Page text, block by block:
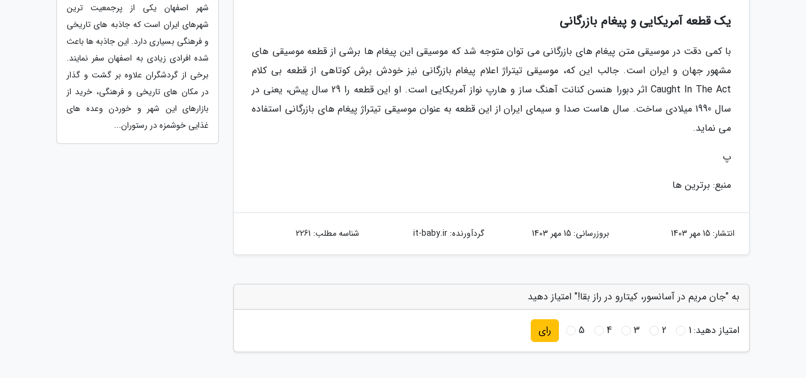
یک قطعه آمریکایی و پیغام بازرگانی
با کمی دقت در موسیقی متن پیغام های بازرگانی می توان متوجه شد که موسیقی این پیغام ها برشی از قطعه موسیقی های
مشهور جهان و ایران است. جالب این که، موسیقی تیتراژ اعلام پیغام بازرگانی نیز خودش برش کوتاهی از قطعه بی کلام
Caught In The Act اثر دبورا هنسن کنانت آهنگ ساز و هارپ نواز آمریکایی است. او این قطعه را 29 سال پیش، یعنی در
سال 1990 میلادی ساخت. سال هاست صدا و سیمای ایران از این قطعه به عنوان موسیقی تیتراژ پیغام های بازرگانی استفاده
می نماید.
پ
منبع: برترین ها
انتشار: 15 مهر 1403 بروزرسانی: 15 مهر 1403 گردآورنده:it-baby.ir شناسه مطلب: 2261
به "جان مریم در آسانسور، کیتارو در راز بقا!" امتیاز دهید
امتیاز دهید:1
2
3
4
5 رای
شهر اصفهان یکی از پرجمعیت ترین
شهرهای ایران است که جاذبه های تاریخی
و فرهنگی بسیاری دارد. این جاذبه ها باعث
شده افرادی زیادی به اصفهان سفر نمایند.
برخی از گردشگران علاوه بر گشت و گذار
در مکان های تاریخی و فرهنگی، خرید از
بازارهای این شهر و خوردن وعده های
غذایی خوشمزه در رستوران...